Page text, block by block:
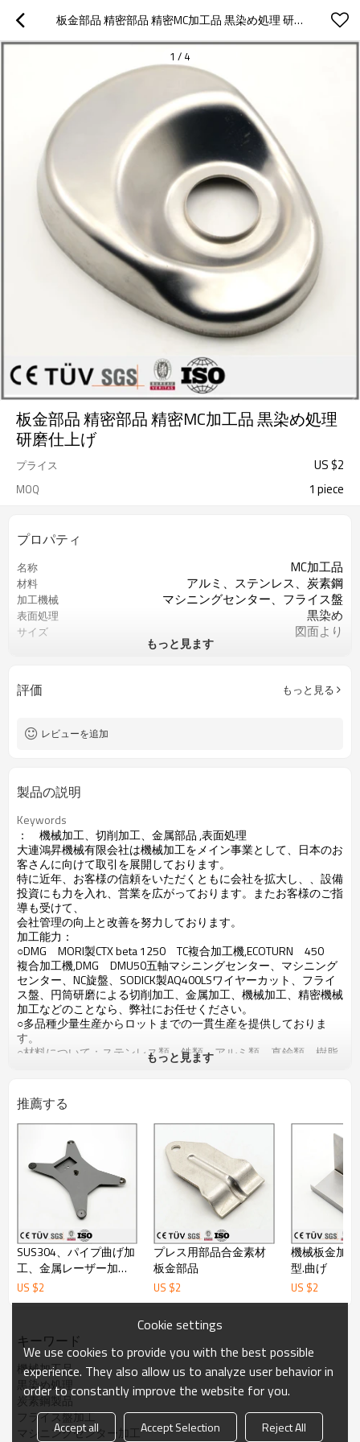
板金部品 精密部品 精密MC加工品 黒染め処理 研磨仕上げ
1 / 4
板金部品 精密部品 精密MC加工品 黒染め処理
研磨仕上げ
プライス US $2
MOQ 1 piece
プロパティ
名称 MC加工品
材料 アルミ、ステンレス、炭素鋼
加工機械 マシニングセンター、フライス盤
表面処理 黒染め
サイズ 図面より
過程
サービス カスタマイズされたOEM
もっと見ます
評価 もっと見る
レビューを追加
製品の説明
Keywords
： 機械加工、切削加工、金属部品 ,表面処理
大連鴻昇機械有限会社は機械加工をメイン事業として、日本のお
客さんに向けて取引を展開しております。
特に近年、お客様の信頼をいただくともに会社を拡大し、 、設備
投資にも力を入れ、 営業を広がっております。またお客様のご指
導も受けて、
会社管理の向上と改善を努力 しております。
加工能力：
○DMG MORI製CTX beta 1250 TC複合加工機,ECOTURN
450
複合加工機,DMG DMU50五軸マシニングセンター、 マシニング
センター、 NC旋盤、 SODICK製AQ400LSワイヤーカット、フライ
ス盤、円筒研磨による切削加工、金属加工、機械加工、精密機械
加工などのことなら、弊社にお任せください。
○多品種少量生産からロットまでの一貫生産を提供しておりま
す。
○材料について：ステンレス類、鉄類、アルミ類、真鍮類、樹脂
いろんな材質が全部対応出来ます。
半導体機械部品、金型部品、工作機械部品、
産業機械部品、電子音響の精密装置部品、各種設備部品など
いろんな業界に及んでおります
処理対応：
アルマイト、黒染め、ニッケルメッキ、亜鉛めっき、クロムメッ
キ、タフトライド、
高周波、焼入れ、焼き戻し、焼鈍し、サンドブラスト、など対応
出来ます。
検査能力：
○検査にも、日本製のミツトヨ三次元測定機、工具顕微鏡、ハイ
トゲージ、高さゲージ、
00級大理石定番、栓ゲージ、ネジゲージなど普通の検査道具を
揃っております。
部品が全数検査を行っております。
○日本語と英語にも対応できます。
○弊社は輸出ライセンスを持っております。
OEM:可
○最小ロット数:1 pcs納期 :発注後15日間(1pcs 発注時)
○引渡し条件:FOB dalian、CIF
○支払い条件:T/T
○決済可能な通貨:日本円、米ドル
○生産地:中国大陸 遼寧省
もっと見ます
推薦する
SUS304、パイプ曲げ加
工、金属レーザー加
工、精密板金加工
US $2
プレス用部品合金素材
板金部品
US $2
機械板金加
型.曲げ
US $2
キーワード
機械加工品
黒染め処理
炭素鋼製品
フライス盤加工
マシニングセンター加工
Cookie settings
We use cookies to provide you with the best possible
experience. They also allow us to analyze user behavior in
order to constantly improve the website for you.
Accept all Accept Selection Reject All